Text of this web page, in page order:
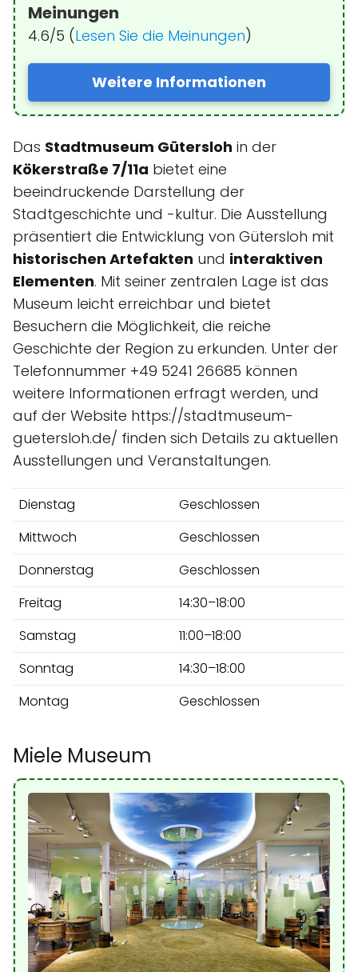
Meinungen
4.6/5 (Lesen Sie die Meinungen)
Weitere Informationen
Das Stadtmuseum Gütersloh in der
Kökerstraße 7/11a bietet eine
beeindruckende Darstellung der
Stadtgeschichte und -kultur. Die Ausstellung
präsentiert die Entwicklung von Gütersloh mit
historischen Artefakten und interaktiven
Elementen. Mit seiner zentralen Lage ist das
Museum leicht erreichbar und bietet
Besuchern die Möglichkeit, die reiche
Geschichte der Region zu erkunden. Unter der
Telefonnummer +49 5241 26685 können
weitere Informationen erfragt werden, und
auf der Website https://stadtmuseum-
guetersloh.de/ finden sich Details zu aktuellen
Ausstellungen und Veranstaltungen.
Dienstag
Geschlossen
Mittwoch
Geschlossen
Donnerstag
Geschlossen
Freitag
14:30–18:00
Samstag
11:00–18:00
Sonntag
14:30–18:00
Montag
Geschlossen
Miele Museum